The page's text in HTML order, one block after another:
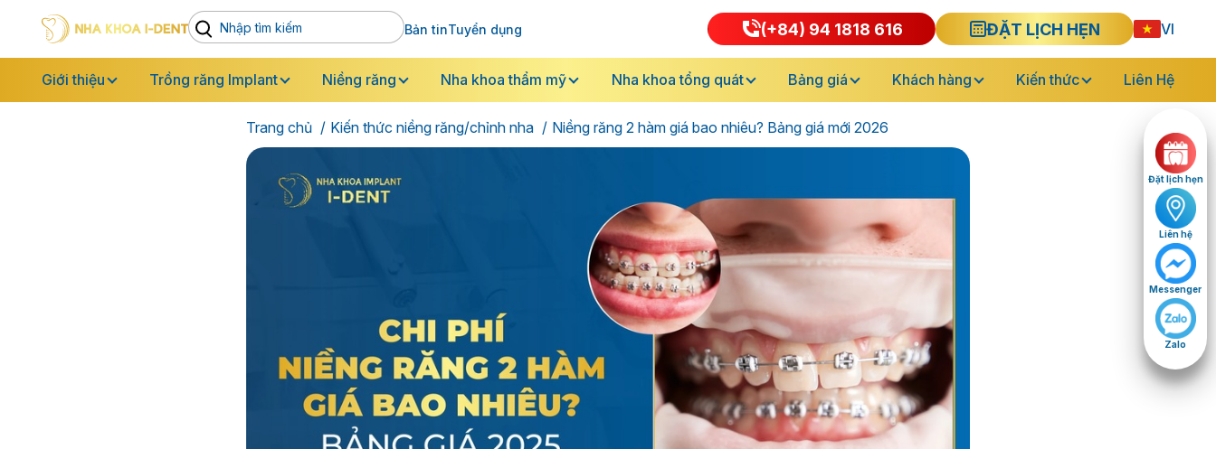
Đặt lịch hẹn
Liên hệ
Messenger
Zalo
Bản tinTuyển dụng (+84) 94 1818 616 ĐẶT LỊCH HẸN VI
Giới thiệu Trồng răng Implant Niềng răng Nha khoa thẩm mỹ Nha khoa tổng quát Bảng giá Khách hàng Kiến thức Liên Hệ
Trang chủ Kiến thức niềng răng/chỉnh nha Niềng răng 2 hàm giá bao nhiêu? Bảng giá mới 2026